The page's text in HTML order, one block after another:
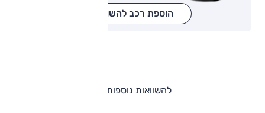
הוספת רכב להשוואה
להשוואות נוספות